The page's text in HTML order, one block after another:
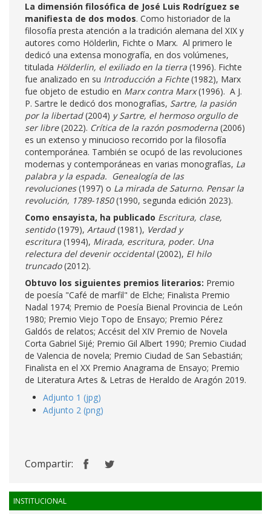
La dimensión filosófica de José Luis Rodríguez se
manifiesta de dos modos. Como historiador de la
filosofía presta atención a la tradición alemana del XIX y
autores como Hölderlin, Fichte o Marx. Al primero le
dedicó una extensa monografía, en dos volúmenes,
titulada Hölderlin, el exiliado en la tierra (1996). Fichte
fue analizado en su Introducción a Fichte(1982), Marx
fue objeto de estudio en Marx contra Marx(1996). A J.
P. Sartre le dedicó dos monografías, Sartre, la pasión
por la libertad(2004) y Sartre, el hermoso orgullo de
ser libre(2022). Crítica de la razón posmoderna (2006)
es un extenso y minucioso recorrido por la filosofía
contemporánea. También se ocupó de las revoluciones
modernas y contemporáneas en varias monografías, La
palabra y la espada. Genealogía de las
revoluciones(1997) o La mirada de Saturno. Pensar la
revolución, 1789-1850(1990, segunda edición 2023).
Como ensayista, ha publicado Escritura, clase,
sentido(1979), Artaud(1981), Verdad y
escritura (1994), Mirada, escritura, poder. Una
relectura del devenir occidental(2002), El hilo
truncado(2012).
Obtuvo los siguientes premios literarios: Premio
de poesía "Café de marfil" de Elche; Finalista Premio
Nadal 1974; Premio de Poesía Bienal Provincia de León
1980; Premio Viejo Topo de Ensayo; Premio Pérez
Galdós de relatos; Accésit del XIV Premio de Novela
Corta Gabriel Sijé; Premio Gil Albert 1990; Premio Ciudad
de Valencia de novela; Premio Ciudad de San Sebastián;
Finalista en el XX Premio Anagrama de Ensayo; Premio
de Literatura Artes & Letras de Heraldo de Aragón 2019.
Adjunto 1 (jpg)
Adjunto 2 (png)
Compartir:
INSTITUCIONAL